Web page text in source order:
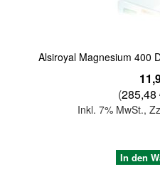
Alsiroyal Magnesium 400
(285,48
Inkl. 7% MwSt.,
In den